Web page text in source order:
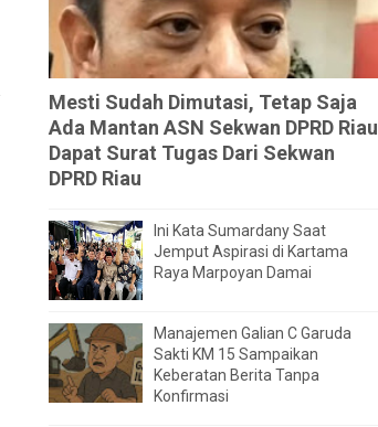
Mesti Sudah Dimutasi, Tetap Saja
Ada Mantan ASN Sekwan DPRD Riau
Dapat Surat Tugas Dari Sekwan
DPRD Riau
Ini Kata Sumardany Saat
Jemput Aspirasi di Kartama
Raya Marpoyan Damai
Manajemen Galian C Garuda
Sakti KM 15 Sampaikan
Keberatan Berita Tanpa
Konfirmasi